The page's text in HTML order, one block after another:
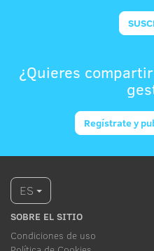
¿Quieres
Regístrate y
ES
SOBRE EL SITIO
Condiciones de uso